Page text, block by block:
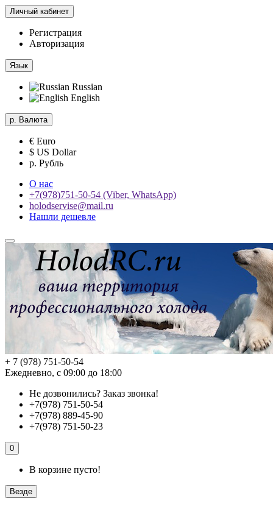
Личный кабинет
Регистрация
Авторизация
Язык
Russian
English
р. Валюта
€ Euro
$ US Dollar
р. Рубль
О нас
+7(978)751-50-54 (Viber, WhatsApp)
holodservise@mail.ru
Нашли дешевле
+ 7 (978) 751-50-54
Ежедневно, с 09:00 до 18:00
Не дозвонились? Заказ звонка!
+7(978) 751-50-54
+7(978) 889-45-90
+7(978) 751-50-23
0
В корзине пусто!
Везде